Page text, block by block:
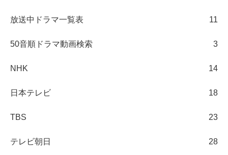
放送中ドラマ一覧表 11
50音順ドラマ動画検索 3
NHK 14
日本テレビ 18
TBS 23
テレビ朝日 28